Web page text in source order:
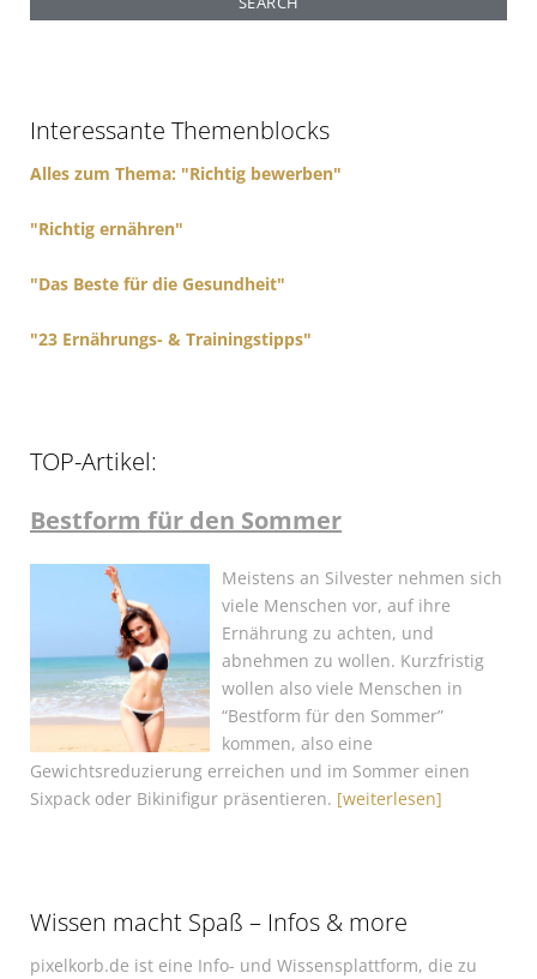
r
o
Interessante Themenblocks
Alles zum Thema: "Richtig bewerben"
"Richtig ernähren"
"Das Beste für die Gesundheit"
"23 Ernährungs- & Trainingstipps"
TOP-Artikel:
Bestform für den Sommer
Meistens an Silvester nehmen sich
viele Menschen vor, auf ihre
Ernährung zu achten, und
abnehmen zu wollen. Kurzfristig
wollen also viele Menschen in
“Bestform für den Sommer”
kommen, also eine
Gewichtsreduzierung erreichen und im Sommer einen
Sixpack oder Bikinifigur präsentieren. [weiterlesen]
Wissen macht Spaß – Infos & more
pixelkorb.de ist eine Info- und Wissensplattform, die zu